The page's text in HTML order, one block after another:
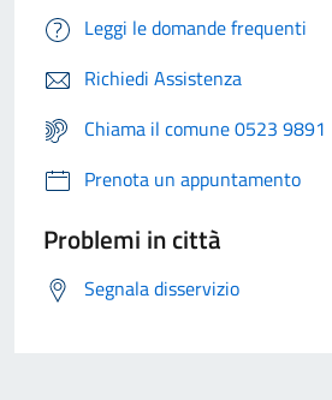
Leggi le domande frequenti
Richiedi Assistenza
Chiama il comune 0523 9891
Prenota un appuntamento
Problemi in città
Segnala disservizio